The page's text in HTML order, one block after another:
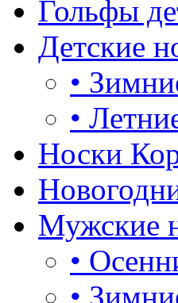
Гольфы
Детские
•
•
Носки
Мужские
•
•